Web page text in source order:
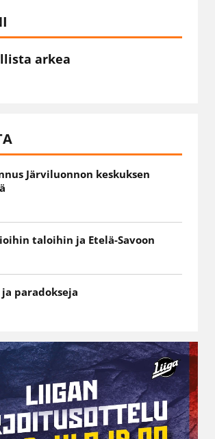
arkea
Järviluonnon keskuksen
taloihin ja Etelä-Savoon
paradokseja